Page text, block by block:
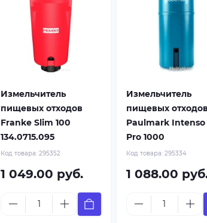
Измельчитель
пищевых отходов
Franke Slim 100
134.0715.095
Код товара: 295352
1 049.00 руб.
Измельчитель
пищевых отходов
Paulmark Intenso
Pro 1000
Код товара: 295334
1 088.00